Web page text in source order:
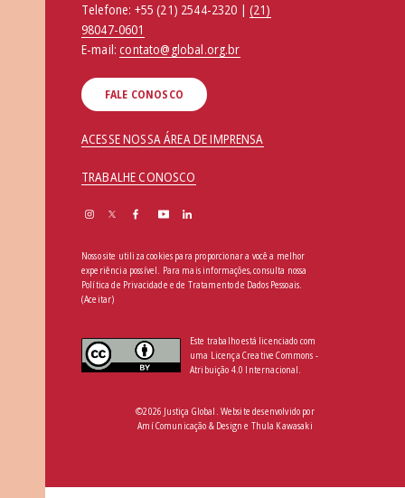
Telefone: +55 (21) 2544-2320 | (21)
98047-0601
E-mail:contato@global.org.br
FALE CONOSCO
ACESSE NOSSA ÁREA DE IMPRENSA
TRABALHE CONOSCO
Nosso site utiliza cookies para proporcionar a você a melhor
experiência possível. Para mais informações, consulta nossa
Política de Privacidade e de Tratamento de Dados Pessoais.
(Aceitar)
Este trabalho está licenciado com
uma Licença Creative Commons -
Atribuição 4.0 Internacional.
©2026 Justiça Global. Website desenvolvido por
Amí Comunicação & Design e Thula Kawasaki